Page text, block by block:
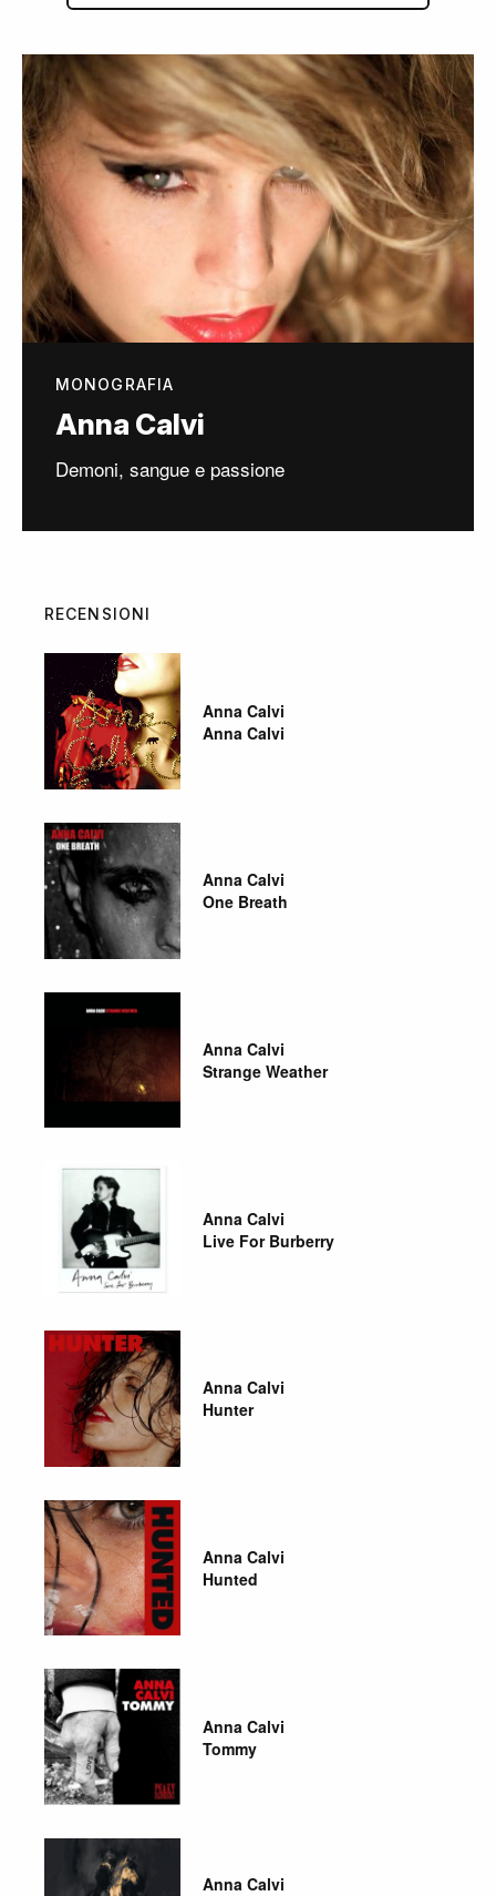
MONOGRAFIA
Anna Calvi
Demoni, sangue e passione
RECENSIONI
Anna Calvi
Anna Calvi
Anna Calvi
One Breath
Anna Calvi
Strange Weather
Anna Calvi
Live For Burberry
Anna Calvi
Hunter
Anna Calvi
Hunted
Anna Calvi
Tommy
Anna Calvi